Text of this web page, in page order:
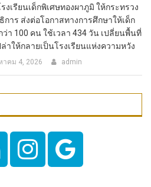
งเรียนเด็กพิเศษทองผาภูมิ ให้กระทรวง
การ ส่งต่อโอกาสทางการศึกษาให้เด็ก
ว่า 100 คน ใช้เวลา 434 วัน เปลี่ยนพื้นที่
ล่าให้กลายเป็นโรงเรียนแห่งความหวัง
าคม 4, 2026 admin